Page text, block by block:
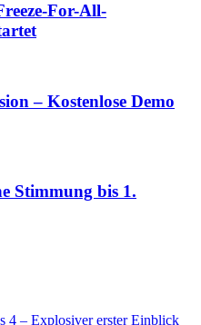
For-All-
– Kostenlose Demo
Stimmung bis 1.
4 – Explosiver erster Einblick